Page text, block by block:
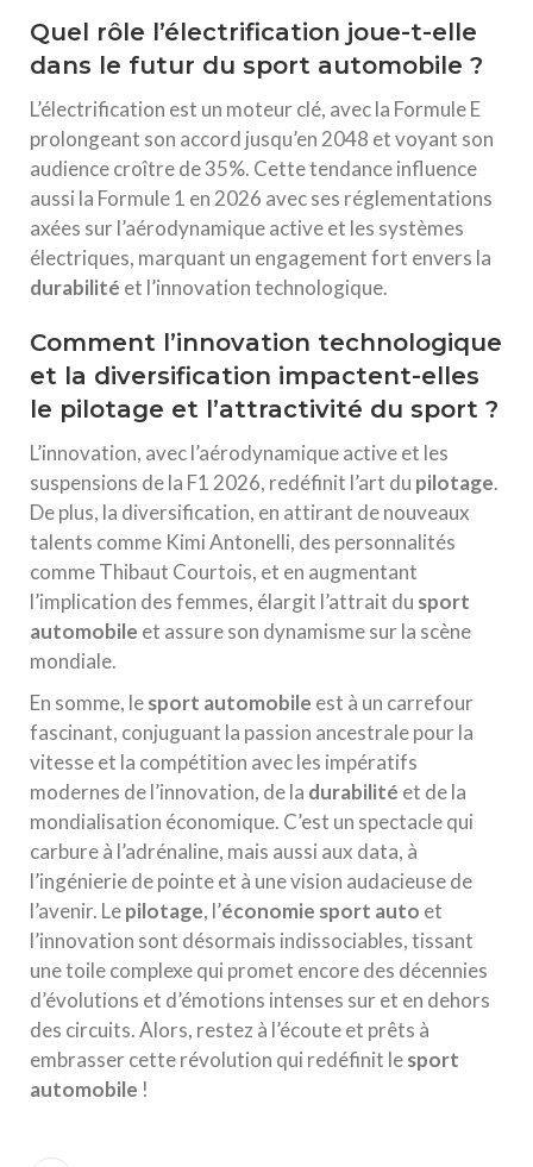
Quel rôle l’électrification joue-t-elle
dans le futur du sport automobile ?
L’électrification est un moteur clé, avec la Formule E
prolongeant son accord jusqu’en 2048 et voyant son
audience croître de 35%. Cette tendance influence
aussi la Formule 1 en 2026 avec ses réglementations
axées sur l’aérodynamique active et les systèmes
électriques, marquant un engagement fort envers la
durabilité et l’innovation technologique.
Comment l’innovation technologique
et la diversification impactent-elles
le pilotage et l’attractivité du sport ?
L’innovation, avec l’aérodynamique active et les
suspensions de la F1 2026, redéfinit l’art du pilotage.
De plus, la diversification, en attirant de nouveaux
talents comme Kimi Antonelli, des personnalités
comme Thibaut Courtois, et en augmentant
l’implication des femmes, élargit l’attrait du sport
automobile et assure son dynamisme sur la scène
mondiale.
En somme, lesport automobile est à un carrefour
fascinant, conjuguant la passion ancestrale pour la
vitesse et la compétition avec les impératifs
modernes de l’innovation, de la durabilité et de la
mondialisation économique. C’est un spectacle qui
carbure à l’adrénaline, mais aussi aux data, à
l’ingénierie de pointe et à une vision audacieuse de
l’avenir. Lepilotage, l’économie sport auto et
l’innovation sont désormais indissociables, tissant
une toile complexe qui promet encore des décennies
d’évolutions et d’émotions intenses sur et en dehors
des circuits. Alors, restez à l’écoute et prêts à
embrasser cette révolution qui redéfinit lesport
automobile !